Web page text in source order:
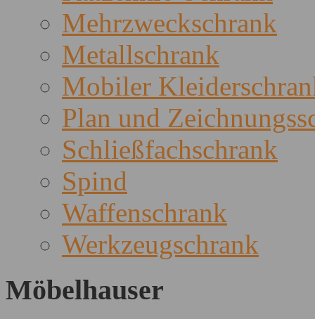
Mehrzweckschrank
Metallschrank
Mobiler
Plan und
Schließfachschrank
Spind
Waffenschrank
Werkzeugschrank
Möbelhauser